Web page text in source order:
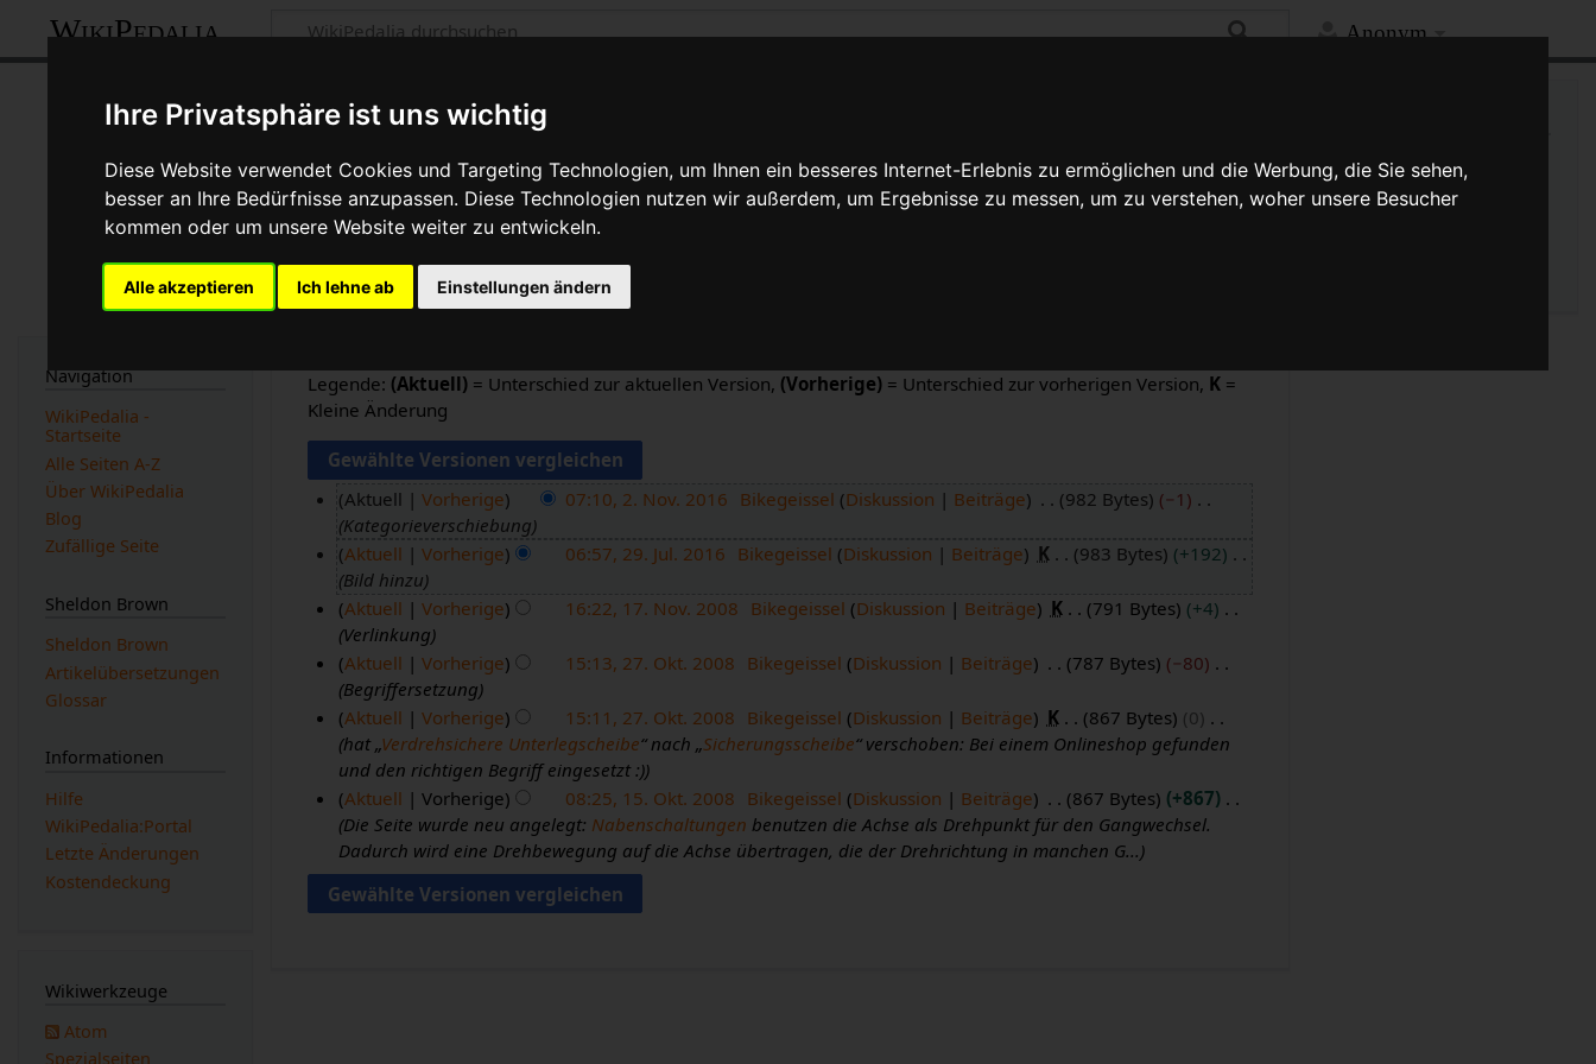
Ihre Privatsphäre ist uns wichtig
Diese Website verwendet Cookies und Targeting Technologien, um Ihnen ein besseres Internet-Erlebnis zu ermöglichen und die Werbung, die Sie sehen,
besser an Ihre Bedürfnisse anzupassen. Diese Technologien nutzen wir außerdem, um Ergebnisse zu messen, um zu verstehen, woher unsere Besucher
kommen oder um unsere Website weiter zu entwickeln.
Alle akzeptieren Ich lehne ab Einstellungen ändern
Anonym
WikiPedalia
Sicherungsscheibe: Versionsgeschichte
Seite Diskussion Quelltext anzeigen Versionsgeschichte
Logbücher dieser Seite anzeigen
Versionen filtern
Legende: (Aktuell) = Unterschied zur aktuellen Version, (Vorherige) = Unterschied zur vorherigen Version, K =
Kleine Änderung
o
e
b
2
6
Aktuell Vorherige 07:10, 2. Nov. 2016 Bikegeissel Diskussion Beiträge 982 Bytes
−1
Kategorieverschiebung
9
J
0
Aktuell Vorherige 06:57, 29. Jul. 2016 Bikegeissel Diskussion Beiträge K 983 Bytes
+192
Bild hinzu
7
N
e
e
r
Aktuell Vorherige 16:22, 17. Nov. 2008 Bikegeissel Diskussion Beiträge K 791 Bytes
+4
Verlinkung
7
k
b
e
Aktuell Vorherige 15:13, 27. Okt. 2008 Bikegeissel Diskussion Beiträge 787 Bytes
−80
Begriffersetzung
Aktuell
Vorherige 15:11, 27. Okt. 2008 Bikegeissel Diskussion Beiträge K 867 Bytes
0
hat „Verdrehsichere Unterlegscheibe“ nach „Sicherungsscheibe“ verschoben: Bei einem Onlineshop gefunden
und den richtigen Begriff eingesetzt :)
.
O
Aktuell Vorherige 08:25, 15. Okt. 2008 Bikegeissel Diskussion Beiträge 867 Bytes
+867
Die Seite wurde neu angelegt: Nabenschaltungen benutzen die Achse als Drehpunkt für den Gangwechsel.
Dadurch wird eine Drehbewegung auf die Achse übertragen, die der Drehrichtung in manchen G...
Navigation
WikiPedalia -
Startseite
Alle Seiten A-Z
Über WikiPedalia
Blog
Zufällige Seite
Sheldon Brown
Sheldon Brown
Artikelübersetzungen
Glossar
Informationen
Hilfe
WikiPedalia:Portal
Letzte Änderungen
Kostendeckung
Wikiwerkzeuge
Atom
Spezialseiten
Links auf diese Seite
Änderungen an verlinkten
Seiten